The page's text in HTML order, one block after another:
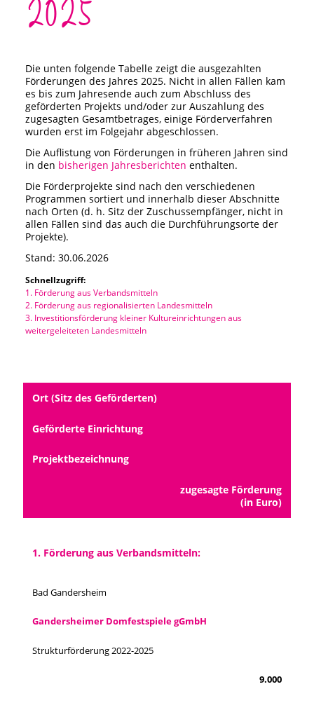
2025
Die unten folgende Tabelle zeigt die ausgezahlten
Förderungen des Jahres 2025. Nicht in allen Fällen kam
es bis zum Jahresende auch zum Abschluss des
geförderten Projekts und/oder zur Auszahlung des
zugesagten Gesamtbetrages, einige Förderverfahren
wurden erst im Folgejahr abgeschlossen.
Die Auflistung von Förderungen in früheren Jahren sind
in den bisherigen Jahresberichten enthalten.
Die Förderprojekte sind nach den verschiedenen
Programmen sortiert und innerhalb dieser Abschnitte
nach Orten (d. h. Sitz der Zuschussempfänger, nicht in
allen Fällen sind das auch die Durchführungsorte der
Projekte).
Stand: 30.06.2026
Schnellzugriff:
1. Förderung aus Verbandsmitteln
2. Förderung aus regionalisierten Landesmitteln
3. Investitionsförderung kleiner Kultureinrichtungen aus
weitergeleiteten Landesmitteln
Ort (Sitz des Geförderten)
Geförderte Einrichtung
Projektbezeichnung
zugesagte Förderung
(in Euro)
1. Förderung aus Verbandsmitteln:
Bad Gandersheim
Gandersheimer Domfestspiele gGmbH
Strukturförderung 2022-2025
9.000
Städtisches Museum Seesen
StadtMuseum Einbeck
Heimatmuseum Duderstadt
Stadt- und Tiermuseum Alfeld
Heimatmuseum Northeim
Heimatmuseum Moringen
Stadtmuseum Bad Gandersheim
Museum Goslar
Porzellanmuseum Schloss Fürstenberg